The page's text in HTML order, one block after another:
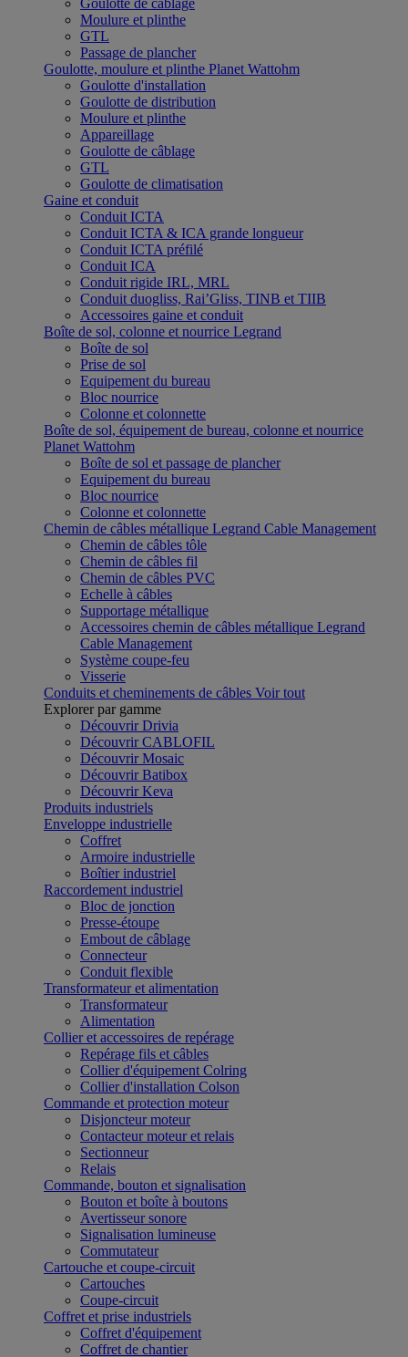
Goulotte de câblage
Moulure et plinthe
GTL
Passage de plancher
Goulotte, moulure et plinthe Planet Wattohm
Goulotte d'installation
Goulotte de distribution
Moulure et plinthe
Appareillage
Goulotte de câblage
GTL
Goulotte de climatisation
Gaine et conduit
Conduit ICTA
Conduit ICTA & ICA grande longueur
Conduit ICTA préfilé
Conduit ICA
Conduit rigide IRL, MRL
Conduit duogliss, Rai’Gliss, TINB et TIIB
Accessoires gaine et conduit
Boîte de sol, colonne et nourrice Legrand
Boîte de sol
Prise de sol
Equipement du bureau
Bloc nourrice
Colonne et colonnette
Boîte de sol, équipement de bureau, colonne et nourrice
Planet Wattohm
Boîte de sol et passage de plancher
Equipement du bureau
Bloc nourrice
Colonne et colonnette
Chemin de câbles métallique Legrand Cable Management
Chemin de câbles tôle
Chemin de câbles fil
Chemin de câbles PVC
Echelle à câbles
Supportage métallique
Accessoires chemin de câbles métallique Legrand
Cable Management
Système coupe-feu
Visserie
Conduits et cheminements de câbles Voir tout
Explorer par gamme
Découvrir Drivia
Découvrir CABLOFIL
Découvrir Mosaic
Découvrir Batibox
Découvrir Keva
Produits industriels
Enveloppe industrielle
Coffret
Armoire industrielle
Boîtier industriel
Raccordement industriel
Bloc de jonction
Presse-étoupe
Embout de câblage
Connecteur
Conduit flexible
Transformateur et alimentation
Transformateur
Alimentation
Collier et accessoires de repérage
Repérage fils et câbles
Collier d'équipement Colring
Collier d'installation Colson
Commande et protection moteur
Disjoncteur moteur
Contacteur moteur et relais
Sectionneur
Relais
Commande, bouton et signalisation
Bouton et boîte à boutons
Avertisseur sonore
Signalisation lumineuse
Commutateur
Cartouche et coupe-circuit
Cartouches
Coupe-circuit
Coffret et prise industriels
Coffret d'équipement
Coffret de chantier